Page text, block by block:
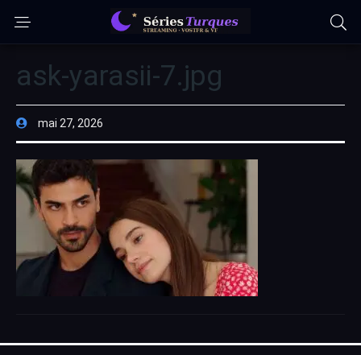
ask-yarasii-7.jpg
mai 27, 2026